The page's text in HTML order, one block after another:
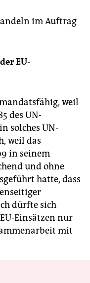
im Auftrag
EU-
weil
des UN-
solches UN-
weil das
in seinem
und ohne
hatte, dass
dürfte sich
Einsätzen nur
mit